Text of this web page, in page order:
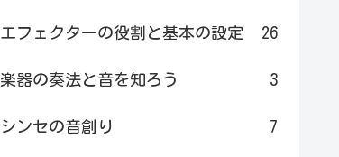
エフェクターの役割と基本の設定 26
楽器の奏法と音を知ろう 3
シンセの音創り 7